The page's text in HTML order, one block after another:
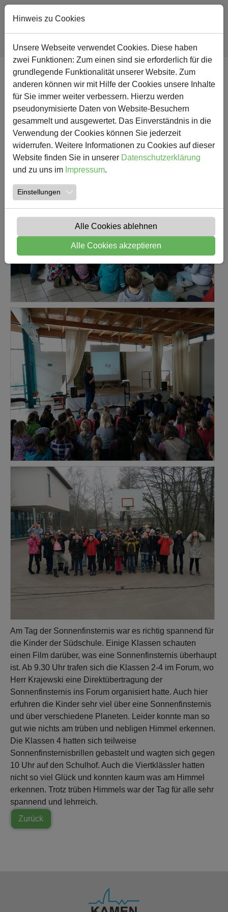
Zum Hauptinhalt springen
Sie sind hier:
Südschule Nachricht
NEWS
Südschule Sonnenfinsternis
20.03.2015 Aktuelles
Am Tag der Sonnenfinsternis war es richtig spannend für
die Kinder der Südschule. Einige Klassen schauten
einen Film darüber, was eine Sonnenfinsternis überhaupt
ist. Ab 9.30 Uhr trafen sich die Klassen 2-4 im Forum, wo
Herr Krajewski eine Direktübertragung der
Sonnenfinsternis ins Forum organisiert hatte. Auch hier
erfuhren die Kinder sehr viel über eine Sonnenfinsternis
und über verschiedene Planeten. Leider konnte man so
gut wie nichts am trüben und nebligen Himmel erkennen.
Die Klassen 4 hatten sich teilweise
Sonnenfinsternisbrillen gebastelt und wagten sich gegen
10 Uhr auf den Schulhof. Auch die Viertklässler hatten
nicht so viel Glück und konnten kaum was am Himmel
erkennen. Trotz trüben Himmels war der Tag für alle sehr
spannend und lehrreich.
Zurück
Hinweis zu Cookies
Unsere Webseite verwendet Cookies. Diese haben
zwei Funktionen: Zum einen sind sie erforderlich für die
grundlegende Funktionalität unserer Website. Zum
anderen können wir mit Hilfe der Cookies unsere Inhalte
für Sie immer weiter verbessern. Hierzu werden
pseudonymisierte Daten von Website-Besuchern
gesammelt und ausgewertet. Das Einverständnis in die
Verwendung der Cookies können Sie jederzeit
widerrufen. Weitere Informationen zu Cookies auf dieser
Website finden Sie in unserer Datenschutzerklärung
und zu uns im Impressum.
Einstellungen
Alle Cookies ablehnen
Alle Cookies akzeptieren